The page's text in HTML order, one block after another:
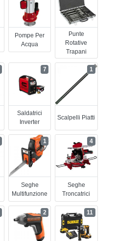
Pompe Per
Acqua
Punte
Rotative
Trapani
Saldatrici
Inverter
7
Scalpelli Piatti
1
Seghe
Multifunzione
1
Seghe
Troncatrici
4
2 11